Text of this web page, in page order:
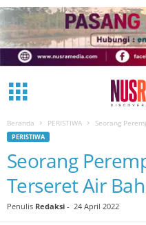
Beranda PERISTIWA Seorang
PERISTIWA
Seorang
Terseret Air Bah
Penulis Redaksi - 24 April 2022